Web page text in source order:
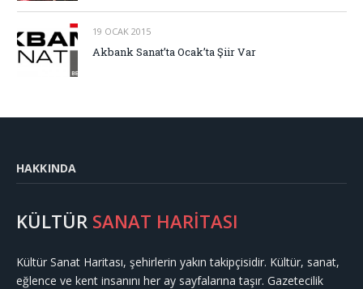
19 OCAK 2015
Akbank Sanat’ta Ocak’ta Şiir Var
HAKKINDA
KÜLTÜR SANAT HARİTASI
Kültür Sanat Haritası, şehirlerin yakın takipçisidir. Kültür, sanat,
eğlence ve kent insanını her ay sayfalarına taşır. Gazetecilik